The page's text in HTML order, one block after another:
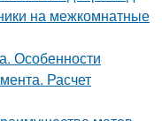
на межкомнатные
Особенности
Расчет